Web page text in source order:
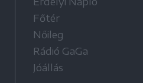
Főtér
Nőileg
Rádió GaGa
Jóállás